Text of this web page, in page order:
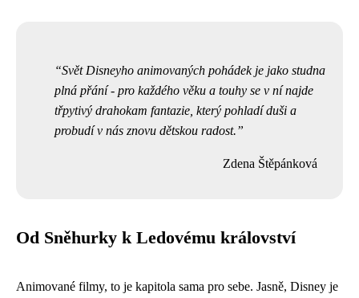
Svět Disneyho animovaných pohádek je jako studna
plná přání - pro každého věku a touhy se v ní najde
třpytivý drahokam fantazie, který pohladí duši a
probudí v nás znovu dětskou radost.
Zdena Štěpánková
Od Sněhurky k Ledovému království
Animované filmy, to je kapitola sama pro sebe. Jasně, Disney je